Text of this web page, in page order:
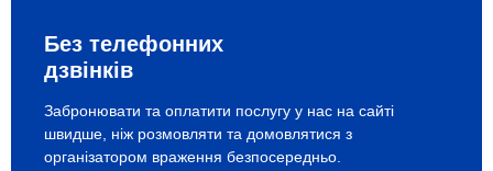
Без телефонних
дзвінків
Забронювати та оплатити послугу у нас на сайті
швидше, ніж розмовляти та домовлятися з
організатором враження безпосередньо.